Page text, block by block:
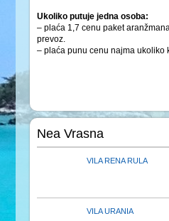
Ukoliko putuje jedna osoba:
– plaća 1,7 cenu paket
prevoz.
– plaća punu cenu najma ukoliko
Nea Vrasna
VILA RENA RULA
VILA URANIA